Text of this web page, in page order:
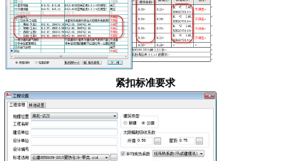
紧扣标准要求